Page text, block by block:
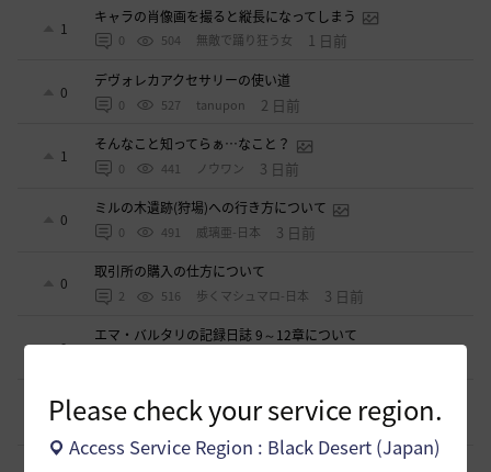
Please check your service region.
Access Service Region : Black Desert (Japan)
1
キャラの肖像画を撮ると縦長になってしまう
0 504 無敵で踊り狂う女 1 日前
0
デヴォレカアクセサリーの使い道
0 527 tanupon 2 日前
1
そんなこと知ってらぁ…なこと？
0 441 ノウワン 3 日前
0
ミルの木遺跡(狩場)への行き方について
0 491 威璃亜-日本 3 日前
0
取引所の購入の仕方について
2 516 歩くマシュマロ-日本 3 日前
9
エマ・バルタリの記録日誌 9～12章について
0
止まらない超高速成長、HYPERBOOST
0 1.1K 黒い砂漠 9 日前
【ギルド名声】2026ハイデル宴会スクショ【どうなる？】